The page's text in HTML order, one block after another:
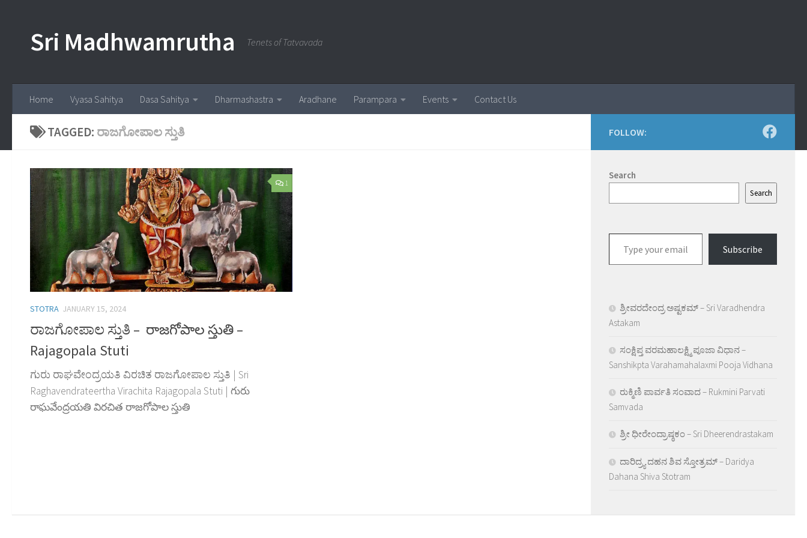
Sri Madhwamrutha Tenets of Tatvavada
Home Vyasa Sahitya Dasa Sahitya Dharmashastra Aradhane Parampara Events Contact Us
TAGGED: ರಾಜಗೋಪಾಲ ಸ್ತುತಿ
1
STOTRA JANUARY 15, 2024
ರಾಜಗೋಪಾಲ ಸ್ತುತಿ – రాజగోపాల స్తుతి –
Rajagopala Stuti
ಗುರು ರಾಘವೇಂದ್ರಯತಿ ವಿರಚಿತ ರಾಜಗೋಪಾಲ ಸ್ತುತಿ | Sri
Raghavendrateertha Virachita Rajagopala Stuti | గురు
రాఘవేంద్రయతి విరచిత రాజగోపాల స్తుతి
FOLLOW:
Search
Search
your
email…
Subscribe
ಶ್ರೀವರದೇಂದ್ರ ಅಷ್ಟಕಮ್ – Sri Varadhendra
Astakam
ಸಂಕ್ಷಿಪ್ತ ವರಮಹಾಲಕ್ಷ್ಮಿ ಪೂಜಾ ವಿಧಾನ –
Sanshikpta Varahamahalaxmi Pooja Vidhana
ರುಕ್ಮಿಣಿ ಪಾರ್ವತಿ ಸಂವಾದ – Rukmini Parvati
Samvada
ಶ್ರೀ ಧೀರೇಂದ್ರಾಷ್ಠಕಂ – Sri Dheerendrastakam
ದಾರಿದ್ರ್ಯ ದಹನ ಶಿವ ಸ್ತೋತ್ರಮ್ – Daridya
Dahana Shiva Stotram